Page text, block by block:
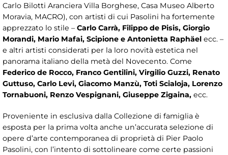
Carlo Bilotti Aranciera Villa Borghese, Casa Museo Alberto
Moravia, MACRO), con artisti di cui Pasolini ha fortemente
apprezzato lo stile – Carlo Carrà, Filippo de Pisis, Giorgio
Morandi, Mario Mafai, Scipione e Antonietta Raphäel ecc. –
e altri artisti considerati per la loro novità estetica nel
panorama italiano della metà del Novecento. Come
Federico de Rocco, Franco Gentilini, Virgilio Guzzi, Renato
Guttuso, Carlo Levi, Giacomo Manzù, Toti Scialoja, Lorenzo
Tornabuoni, Renzo Vespignani, Giuseppe Zigaina, ecc.
Proveniente in esclusiva dalla Collezione di famiglia è
esposta per la prima volta anche un’accurata selezione di
opere d’arte contemporanea di proprietà di Pier Paolo
Pasolini, con l’intento di sottolineare come certe passioni